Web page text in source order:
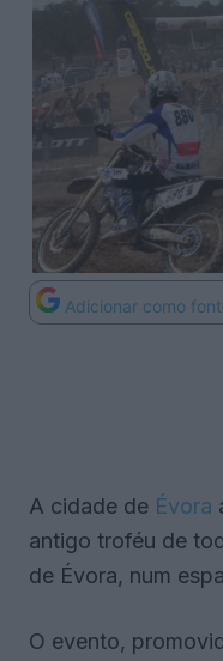
Adicionar como
A cidade de Évora
antigo troféu de
de Évora, num
O evento,